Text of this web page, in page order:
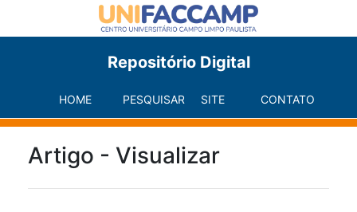
Repositório Digital
HOME PESQUISAR SITE CONTATO
Artigo - Visualizar